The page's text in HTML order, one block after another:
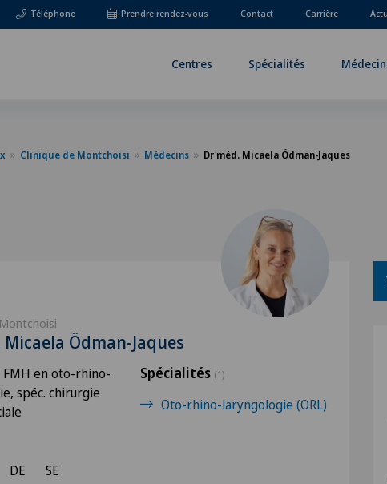
Téléphone Prendre rendez-vous Contact Carrière
Centres Spécialités
Clinique de Montchoisi Médecins Dr méd. Micaela Ödman-Jaques
Micaela Ödman-Jaques
FMH en oto-rhino-
spéc. chirurgie
DE SE
Spécialités (1)
Oto-rhino-laryngologie (ORL)